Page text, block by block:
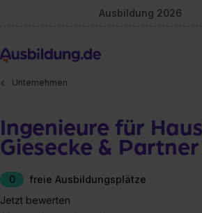
Ausbildung 2026
Unternehmen
Ingenieure für
Giesecke & Partner
0
freie Ausbildungsplätze
Jetzt bewerten